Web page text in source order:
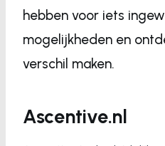
hebben voor iets
mogelijkheden en
verschil maken.
Ascentive.nl